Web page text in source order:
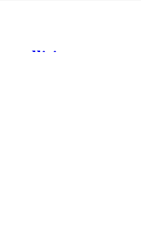
collision